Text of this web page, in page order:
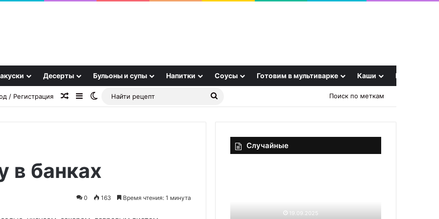
Десерты Бульоны и супы Напитки Соусы Готовим в мультиварке Каши Еще
/ Регистрация Случайная статья
SidebarSwitch skin
Найти
Поиск по меткам
в банках
0 163 Время чтения: 1 минута
Случайные
Еда
без
как